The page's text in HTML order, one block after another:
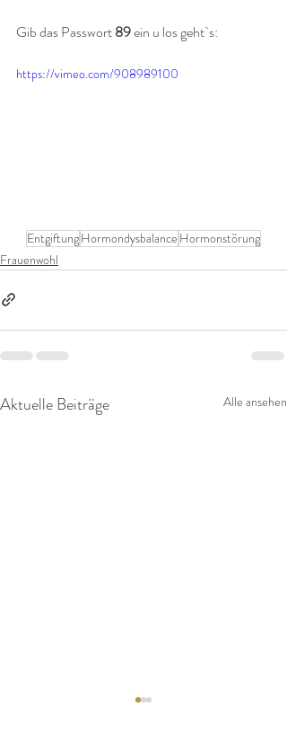
Gib das Passwort 89 ein u los geht`s:
https://vimeo.com/908989100
EntgiftungHormondysbalance Hormonstörung
Frauenwohl
Aktuelle Beiträge Alle ansehen